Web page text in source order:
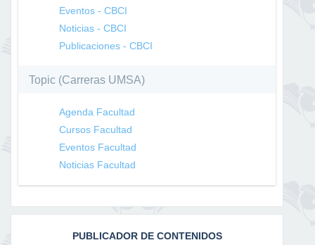
Eventos - CBCI
Noticias - CBCI
Publicaciones - CBCI
Topic (Carreras UMSA)
Agenda Facultad
Cursos Facultad
Eventos Facultad
Noticias Facultad
PUBLICADOR DE CONTENIDOS